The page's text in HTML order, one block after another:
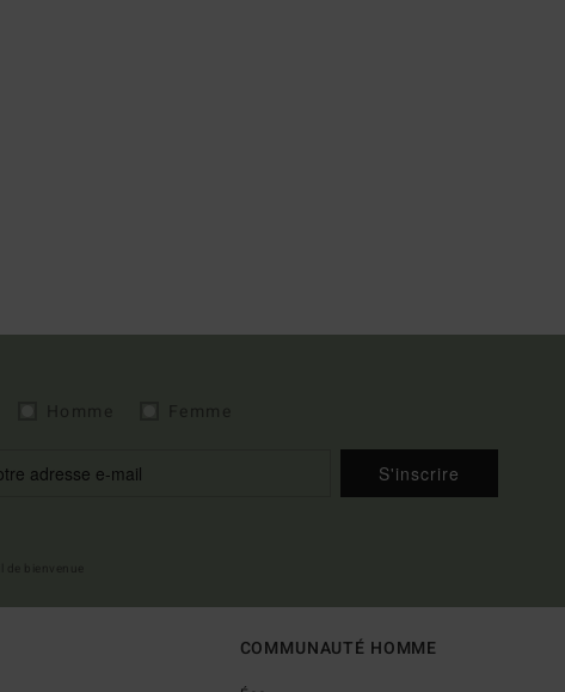
S'inscrire
COMMUNAUTÉ HOMME